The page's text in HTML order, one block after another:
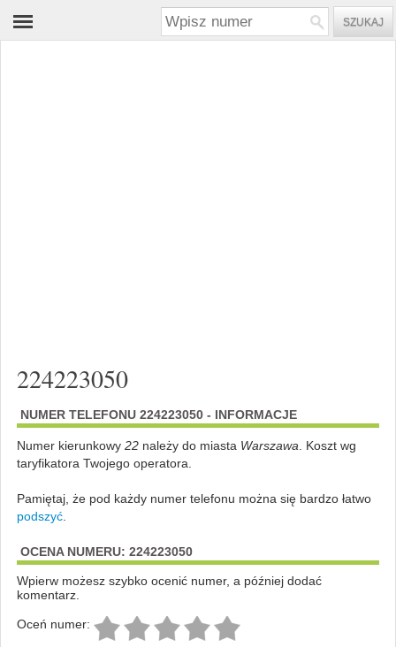
224223050
NUMER TELEFONU 224223050 - INFORMACJE
Numer kierunkowy 22należy do miasta Warszawa . Koszt wg
taryfikatora Twojego operatora.
Pamiętaj, że pod każdy numer telefonu można się bardzo łatwo
podszyć.
OCENA NUMERU: 224223050
Wpierw możesz szybko ocenić numer, a później dodać
komentarz.
Oceń numer: